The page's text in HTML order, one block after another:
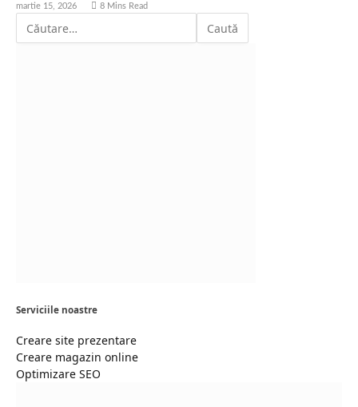
martie 15, 2026 8 Mins Read
Serviciile noastre
Creare site prezentare
Creare magazin online
Optimizare SEO